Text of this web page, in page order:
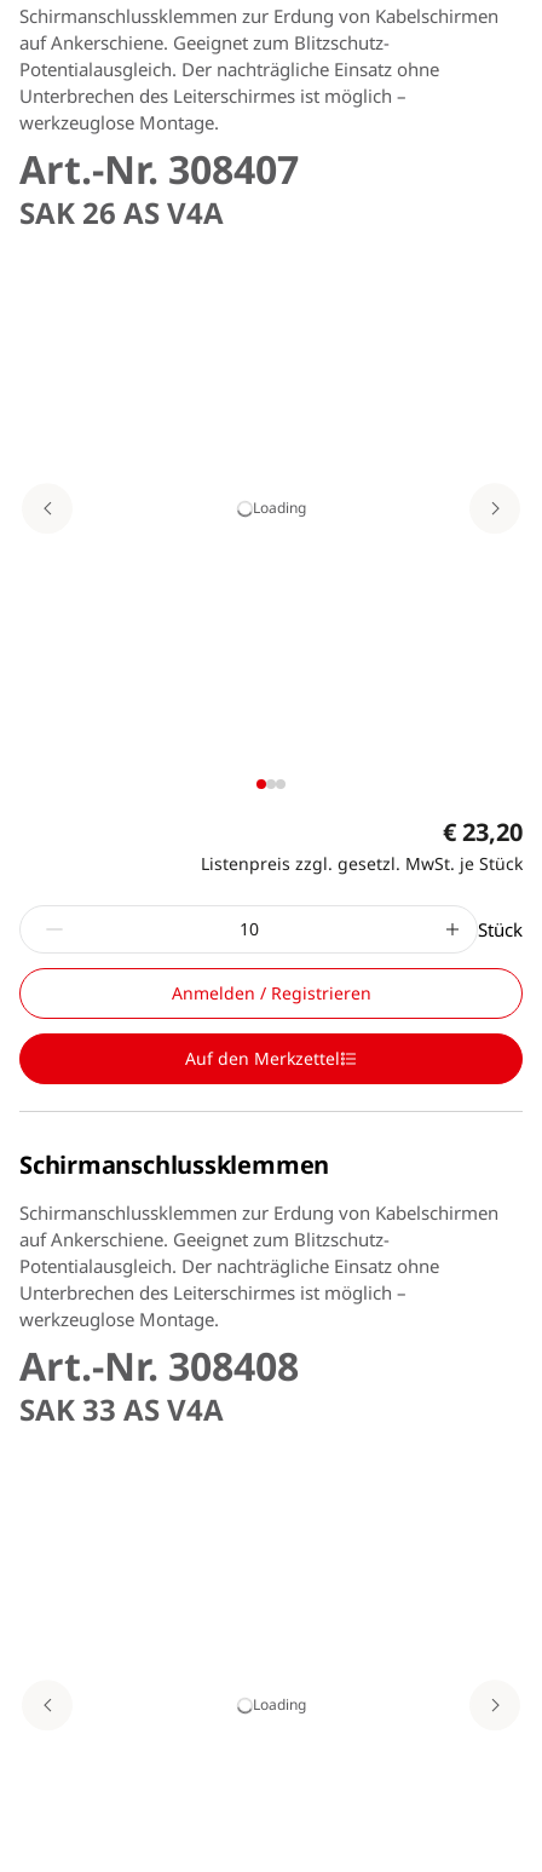
Schirmanschlussklemmen zur Erdung von Kabelschirmen
auf Ankerschiene. Geeignet zum Blitzschutz-
Potentialausgleich. Der nachträgliche Einsatz ohne
Unterbrechen des Leiterschirmes ist möglich –
werkzeuglose Montage.
Art.-Nr. 308407
SAK 26 AS V4A
Loading
€ 23,20
Listenpreis zzgl. gesetzl. MwSt. je Stück
Stück
Anmelden / Registrieren
Auf den Merkzettel
Schirmanschlussklemmen
Schirmanschlussklemmen zur Erdung von Kabelschirmen
auf Ankerschiene. Geeignet zum Blitzschutz-
Potentialausgleich. Der nachträgliche Einsatz ohne
Unterbrechen des Leiterschirmes ist möglich –
werkzeuglose Montage.
Art.-Nr. 308408
SAK 33 AS V4A
Loading